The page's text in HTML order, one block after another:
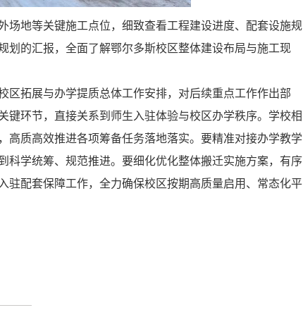
场地等关键施工点位，细致查看工程建设进度、配套设施规
划的汇报，全面了解鄂尔多斯校区整体建设布局与施工现
区拓展与办学提质总体工作安排，对后续重点工作作出部
环节，直接关系到师生入驻体验与校区办学秩序。学校相
高质高效推进各项筹备任务落地落实。要精准对接办学教学
科学统筹、规范推进。要细化优化整体搬迁实施方案，有序
驻配套保障工作，全力确保校区按期高质量启用、常态化平